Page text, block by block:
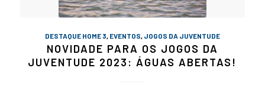
DESTAQUE HOME 3, EVENTOS, JOGOS DA JUVENTUDE
NOVIDADE PARA OS JOGOS DA
JUVENTUDE 2023: ÁGUAS ABERTAS!